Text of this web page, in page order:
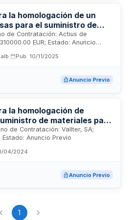
un procedimiento ágil y
la homologación de un
para el suministro de
y el
estación de montaña de
transporte hasta la
de Contratación: Actius de
EUR; Estado: Anuncio
Pub. 10/11/2025
Anuncio Previo
la homologación de
de materiales para
de la estación
(06/24)
de Contratación: Vallter, SA;
Anuncio Previo
04/2024
Anuncio Previo
1